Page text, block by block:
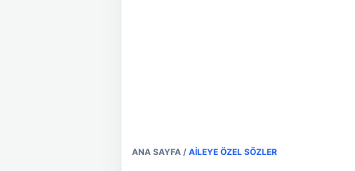
ANA SAYFA / AILEYE ÖZEL SÖZLER